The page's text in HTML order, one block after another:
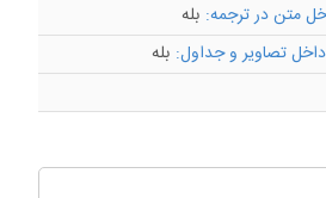
متن در ترجمه: بله
تصاویر و جداول: بله